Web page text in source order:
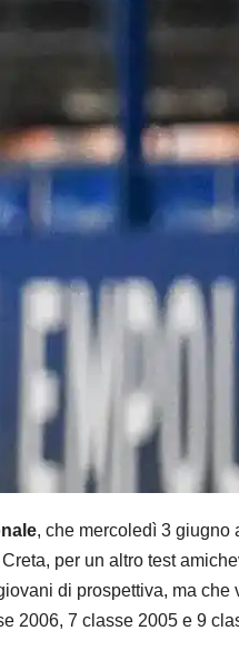
, che mercoledì 3 giugno
per un altro test
di prospettiva, ma che
2006, 7 classe 2005 e 9